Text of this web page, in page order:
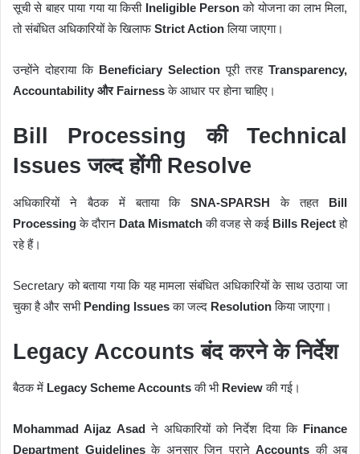
सूची से बाहर पाया गया या किसी Ineligible Personको योजना का लाभ मिला,
तो संबंधित अधिकारियों के खिलाफStrict Actionलिया जाएगा।
उन्होंने दोहराया कि Beneficiary Selection पूरी तरह Transparency,
Accountability और Fairnessके आधार पर होना चाहिए।
Bill Processing की Technical
Issues जल्द होंगी Resolve
अधिकारियों ने बैठक में बताया किSNA-SPARSH के तहत Bill
Processingके दौरान Data Mismatchकी वजह से कई Bills Rejectहो
रहे हैं।
Secretary को बताया गया कि यह मामला संबंधित अधिकारियों के साथ उठाया जा
चुका है और सभी Pending Issuesका जल्द Resolutionकिया जाएगा।
Legacy Accounts बंद करने के निर्देश
बैठक में Legacy Scheme Accountsकी भी Reviewकी गई।
Mohammad Aijaz Asad ने अधिकारियों को निर्देश दिया कि Finance
Department Guidelinesके अनुसार जिन पुराने Accounts की अब